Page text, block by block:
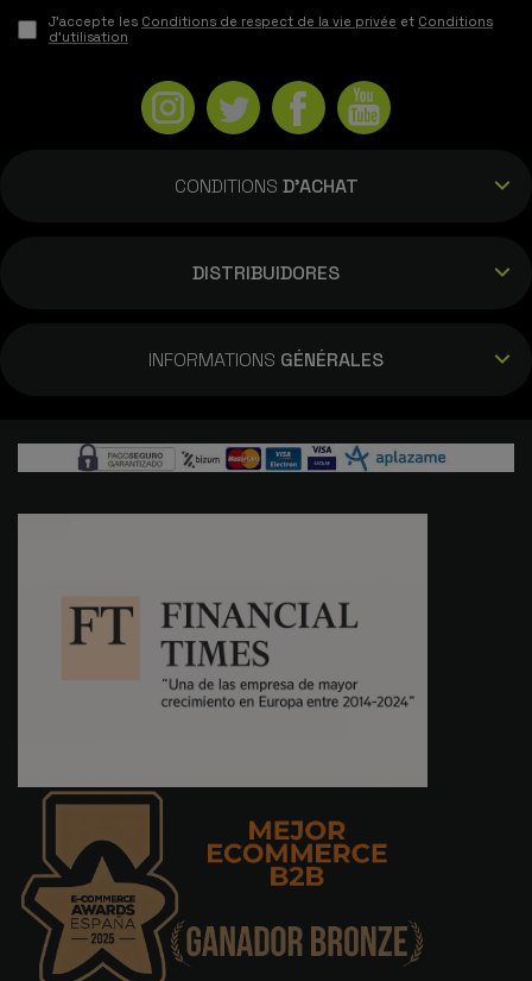
J'accepte les Conditions de respect de la vie privée et Conditions
d'utilisation
CONDITIONS D'ACHAT
DISTRIBUIDORES
INFORMATIONS GÉNÉRALES